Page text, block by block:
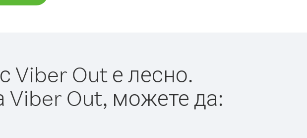
Viber Out е лесно.
Viber Out, можете да: